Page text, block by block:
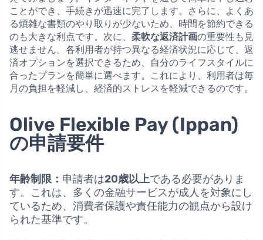
ことができ、手続きが迅速に完了します。さらに、よくあ
る煩雑な書類のやり取りが少ないため、時間を節約できる
のも大きな利点です。次に、 柔軟な返済計画の重要性も見
逃せません。各利用者が持つ異なる経済状況に応じて、返
済オプションを選択できるため、自分のライフスタイルに
合ったプランを簡単に選べます。これにより、利用者は毎
月の負担を軽減し、経済的ストレスを軽減できるのです。
Olive Flexible Pay (Ippan)
の申請要件
年齢制限： 申請者は20歳以上である必要がありま
す。これは、多くの金融サービスが成人を対象にし
ているため、消費者保護や責任能力の観点から設け
られた基準です。